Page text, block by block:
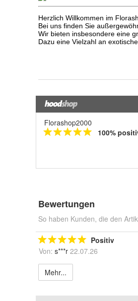
Florashop2000
100%
Bewertungen
So haben Kunden, die den
Positiv
Von: s***r 22.07.26
Mehr...